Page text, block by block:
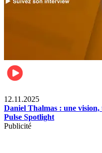
12.11.2025
Daniel Thalmas : une
Pulse Spotlight
Publicité